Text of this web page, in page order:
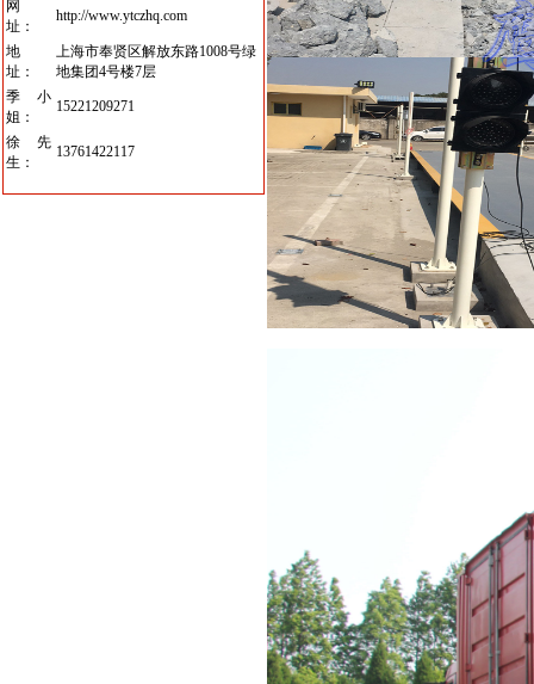
网
址：
http://www.ytczhq.com
地
址：
上海市奉贤区解放东路1008号绿
地集团4号楼7层
季小
姐：
15221209271
徐先
生：
13761422117